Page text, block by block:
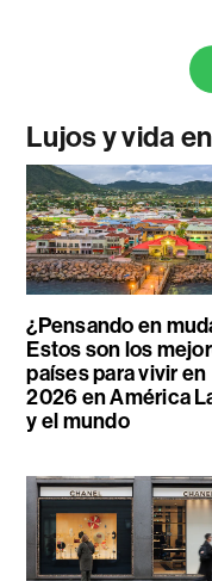
Lujos y vida
¿Pensando en
Estos son los
países para vivir en
2026 en América
y el mundo